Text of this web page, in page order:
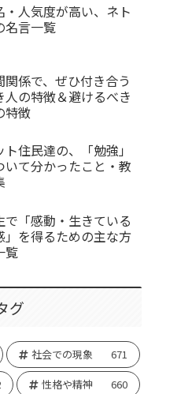
・人気度が高い、ネト
名言一覧
関係で、ぜひ付き合う
人の特徴＆避けるべき
特徴
ト住民達の、「勉強」
いて分かったこと・教
で「感動・生きている
」を得るための主な方
覧
グ
社会での現象
671
性格や精神
660